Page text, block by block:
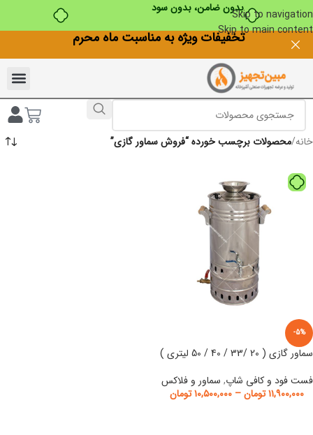
بدون ضامن، بدون سودSkip to navigation
Skip to main contentتخفیفات ویژه به مناسبت ماه محرم
خانه/محصولات برچسب خورده “فروش سماور گازی”
-5%
سماور گازی ( 20 /33 / 40 / 50 لیتری )
فست فود و کافی شاپ, سماور و فلاکس
۱۱,۹۰۰,۰۰۰ تومان – ۱۰,۵۰۰,۰۰۰ تومان